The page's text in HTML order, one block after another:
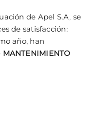
de Apel S.A, se
de satisfacción:
año, han
MANTENIMIENTO